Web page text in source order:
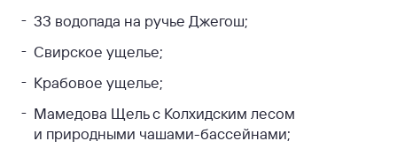
33 водопада на ручье Джегош;
Свирское ущелье;
Крабовое ущелье;
Мамедова Щель с Колхидским лесом
и природными чашами-бассейнами;